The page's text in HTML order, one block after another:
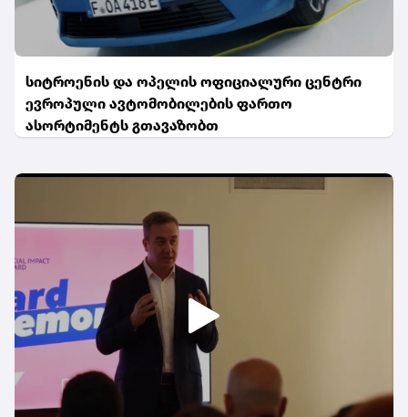
სიტროენის და ოპელის ოფიციალური ცენტრი
ევროპული ავტომობილების ფართო
ასორტიმენტს გთავაზობთ